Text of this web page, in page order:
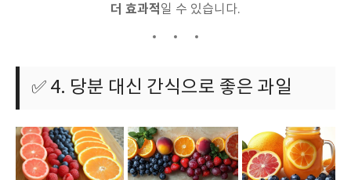
더 효과적일 수 있습니다.
✅ 4. 당분 대신 간식으로 좋은 과일